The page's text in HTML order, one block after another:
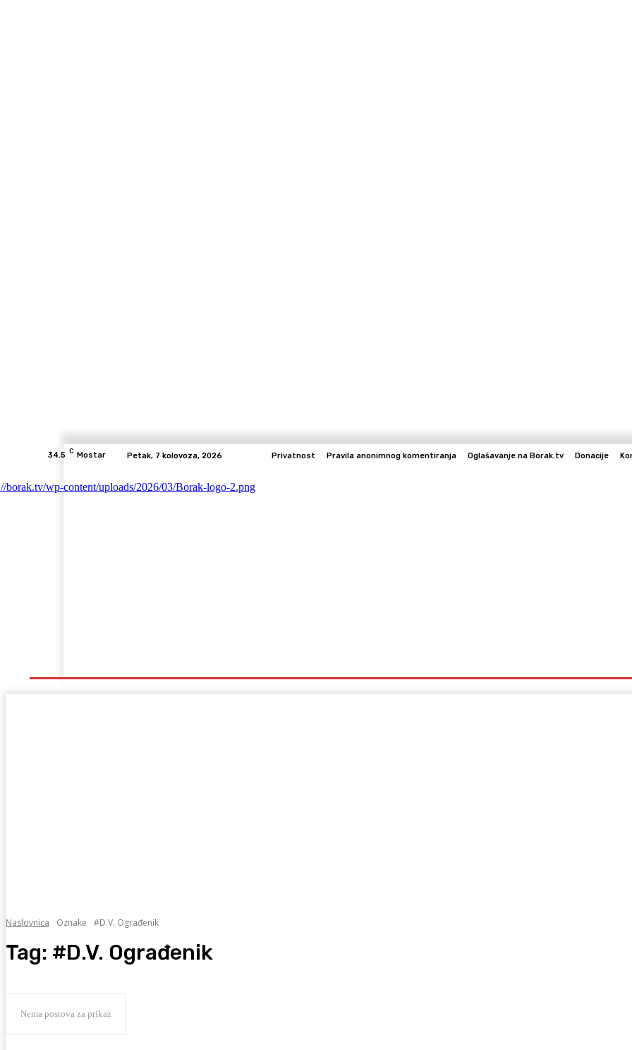
34.5 C Mostar Petak, 7 kolovoza, 2026 Privatnost Pravila anonimnog komentiranja Oglašavanje na Borak.tv Donacije
Naslovnica Oznake #D.V. Ograđenik
Tag: #D.V. Ograđenik
Nema postova za prikaz